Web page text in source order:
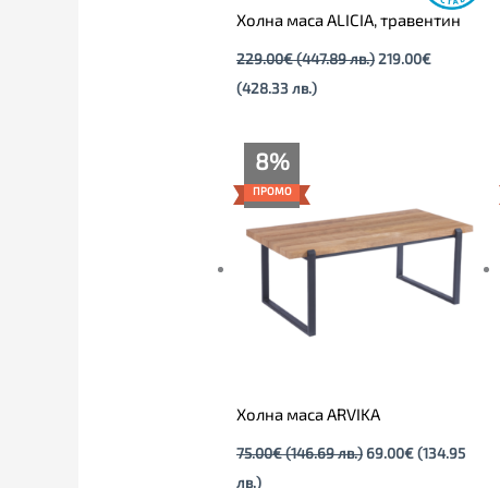
Холна маса ALICIA, травентин
229.00€(447.89 лв.)219.00€
(428.33 лв.)
8%
ПРОМО
Холна маса ARVIKA
75.00€(146.69 лв.)
75.00€
(146.69
лв.).
69.00€(134.95
лв.)
Текущата
цена
е:
69.00€
(134.95
лв.).